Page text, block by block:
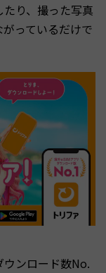
り、撮った写真
っているだけで
ンロード数No.